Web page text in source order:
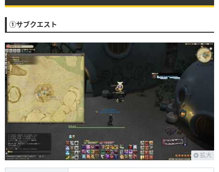
①サブクエスト
拡大